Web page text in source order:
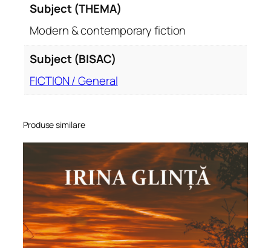
Subject (THEMA)
Modern & contemporary fiction
Subject (BISAC)
FICTION / General
Produse similare